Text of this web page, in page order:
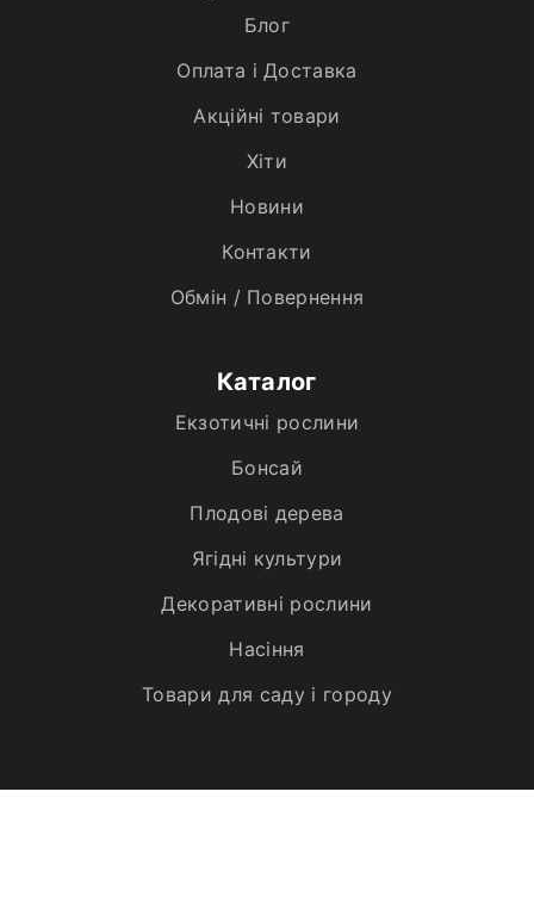
Блог
Оплата і Доставка
Акційні товари
Хiти
Новини
Контакти
Обмін / Повернення
Каталог
Екзотичні рослини
Бонсай
Плодові дерева
Ягідні культури
Декоративні рослини
Насіння
Товари для саду і городу